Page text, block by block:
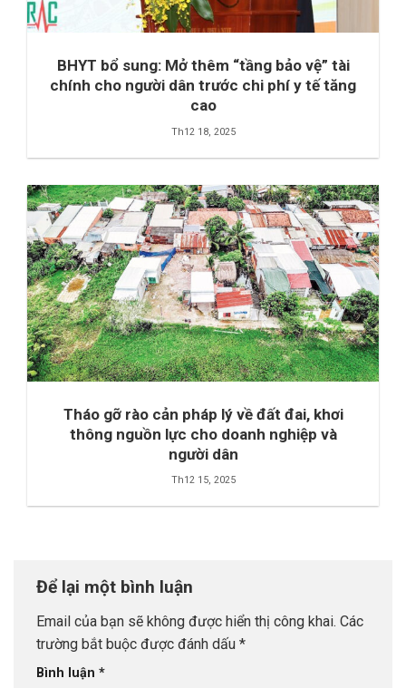
BHYT bổ sung: Mở thêm “tầng bảo vệ” tài
chính cho người dân trước chi phí y tế tăng
cao
Th12 18, 2025
Tháo gỡ rào cản pháp lý về đất đai, khơi
thông nguồn lực cho doanh nghiệp và
người dân
Th12 15, 2025
Để lại một bình luận
Email của bạn sẽ không được hiển thị công khai. Các
trường bắt buộc được đánh dấu *
Bình luận *